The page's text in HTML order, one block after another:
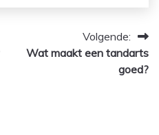
Volgende:
Wat maakt een tandarts
goed?